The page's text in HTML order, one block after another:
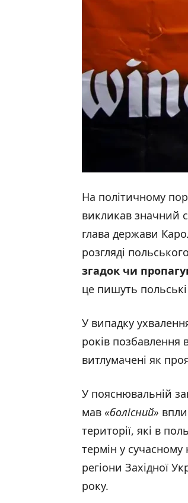
На політичному
викликав значний
глава держави
розгляді
згадок чи
це пишуть
У випадку
років позбавлення
витлумачені як
У пояснювальній
мав «болісний»
території, які в
термін у сучасному
регіони Західної
року.